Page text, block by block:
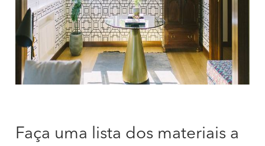
Faça uma lista dos materiais a